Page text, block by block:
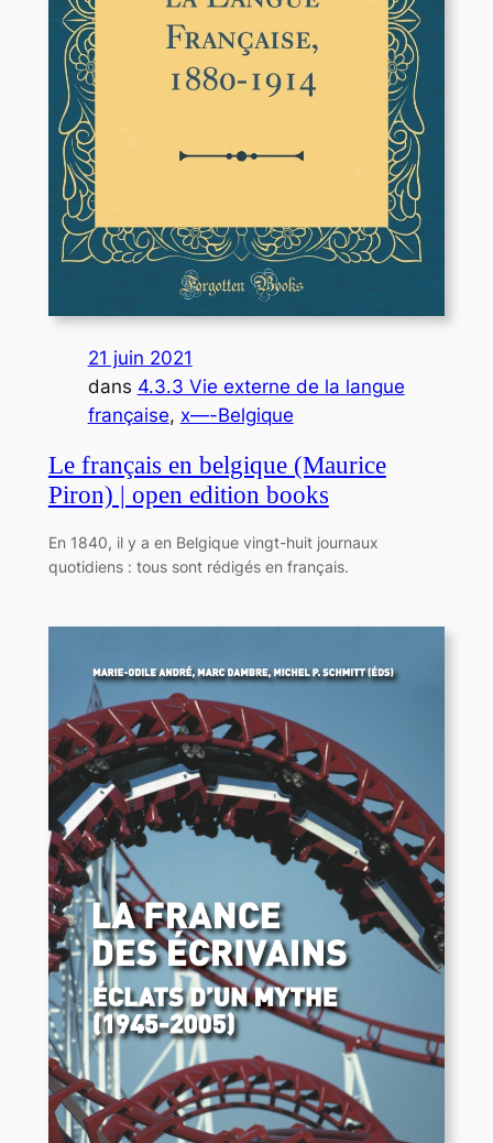
21 juin 2021
dans 4.3.3 Vie externe de la langue
française, x—-Belgique
Le français en belgique (Maurice
Piron) | open edition books
En 1840, il y a en Belgique vingt-huit journaux
quotidiens : tous sont rédigés en français.